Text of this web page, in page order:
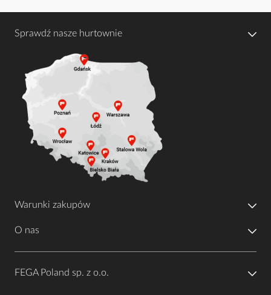
Sprawdź nasze hurtownie
Warunki zakupów
O nas
FEGA Poland sp. z o.o.